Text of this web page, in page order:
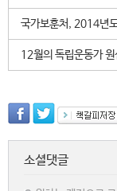
국가보훈처, 2014년
12월의 독립운동가 원
소셜댓글